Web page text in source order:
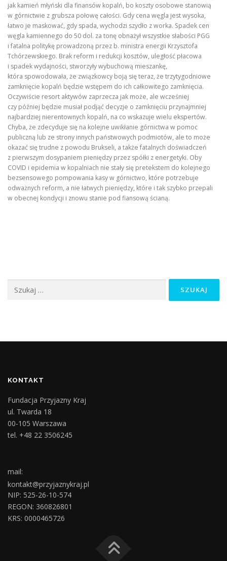
jak kamień młyński dla finansów kopalń, bo koszty osobowe stanowią
w górnictwie z grubsza połowę całości. Gdy cena węgla jest wysoka,
łatwo je maskować, gdy spada, wychodzi szydło z worka. Spadek cen
węgla kamiennego do 50 dol. za tonę obnażył wszystkie słabości PGG
i fatalna politykę prowadzoną przez b. ministra energii Krzysztofa
Tchórzewskiego. Brak reform i redukcji kosztów, uległość płacowa
i spadek wydajności, stworzyły wybuchową mieszankę,
która spowodowała, że związkowcy boją się teraz, że trzytygodniowe
zamknięcie kopalń będzie wstępem do ich całkowitego zamknięcia.
Oczywiście resort aktywów zaprzecza jak może, ale wcześniej
czy później będzie musiał podjąć decyzje o zamknięciu przynajmniej
najbardziej nierentownych kopalń, na co wskazuje wielu ekspertów.
Chyba, że zdecyduje się na kolejne uwikłanie górnictwa w pomoc
publiczną lub ze strony innych państwowych podmiotów, ale to może
okazać się trudne z powodu Brukseli, a także fatalnych doświadczeń
z pierwszym dosypaniem pieniędzy przez spółki z energetyki. Oby
COVID i epidemia w kopalniach nie stały się pretekstem do kolejnego
bezsensowego pompowania kasy w górnictwo, które potrzebuje
odważnych reform, a nie łatwych pieniędzy, które i tak szybko przepali
w obecnej kondycji i znowu stanie pod fiansową ścianą.
KONTAKT
Fundacja Przyjazny Kraj
ul. Twarda 18
00-105 Warszawa
tel. +48 22 3506245
mail:
kontakt@przyjaznykraj.pl
NIP: 525-26-10-574
REGON: 360826801
KRS: 0000465726